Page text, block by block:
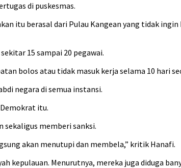
di puskesmas.
itu berasal dari Pulau Kangean yang tidak
15 sampai 20 pegawai.
bolos atau tidak masuk kerja selama 10 hari
negara di semua instansi.
itu.
sekaligus memberi sanksi.
akan menutupi dan membela,” kritik Hanafi.
kepulauan. Menurutnya, mereka juga diduga